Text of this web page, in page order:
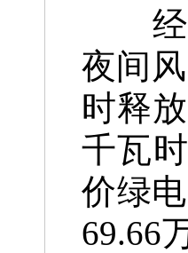
经测
夜间
时释
千瓦
价绿
69.66